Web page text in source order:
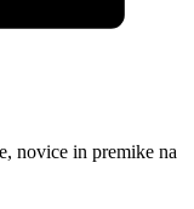
novice in premike na